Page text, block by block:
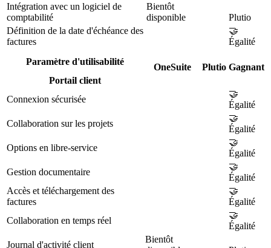
Intégration avec un logiciel de
comptabilité
Bientôt
disponible
Plutio
Définition de la date d'échéance des
factures
🤝
Égalité
Paramètre d'utilisabilité
OneSuite Plutio Gagnant
Portail client
Connexion sécurisée
🤝
Égalité
Collaboration sur les projets
🤝
Égalité
Options en libre-service
🤝
Égalité
Gestion documentaire
🤝
Égalité
Accès et téléchargement des
factures
🤝
Égalité
Collaboration en temps réel
🤝
Égalité
Journal d'activité client
Bientôt